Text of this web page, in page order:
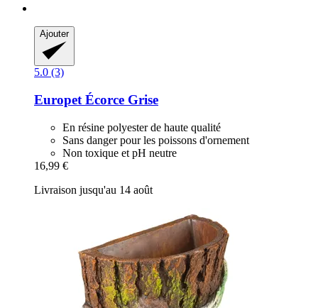
Ajouter
5.0 (3)
Europet Écorce Grise
En résine polyester de haute qualité
Sans danger pour les poissons d'ornement
Non toxique et pH neutre
16,99 €
Livraison jusqu'au 14 août